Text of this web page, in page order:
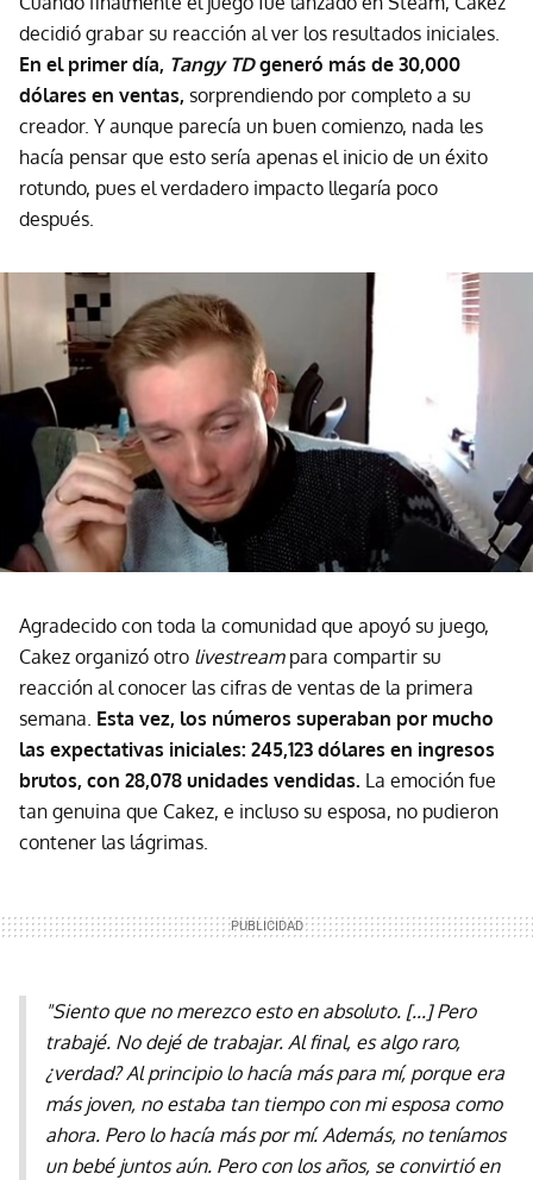
decidió grabar su reacción al ver los resultados iniciales.
En el primer día, Tangy TDgeneró más de 30,000
dólares en ventas, sorprendiendo por completo a su
creador. Y aunque parecía un buen comienzo, nada les
hacía pensar que esto sería apenas el inicio de un éxito
rotundo, pues el verdadero impacto llegaría poco
después.
Agradecido con toda la comunidad que apoyó su juego,
Cakez organizó otro livestreampara compartir su
reacción al conocer las cifras de ventas de la primera
semana. Esta vez, los números superaban por mucho
las expectativas iniciales: 245,123 dólares en ingresos
brutos, con 28,078 unidades vendidas. La emoción fue
tan genuina que Cakez, e incluso su esposa, no pudieron
contener las lágrimas.
"Siento que no merezco esto en absoluto. [...] Pero
trabajé. No dejé de trabajar. Al final, es algo raro,
¿verdad? Al principio lo hacía más para mí, porque era
más joven, no estaba tan tiempo con mi esposa como
ahora. Pero lo hacía más por mí. Además, no teníamos
un bebé juntos aún. Pero con los años, se convirtió en